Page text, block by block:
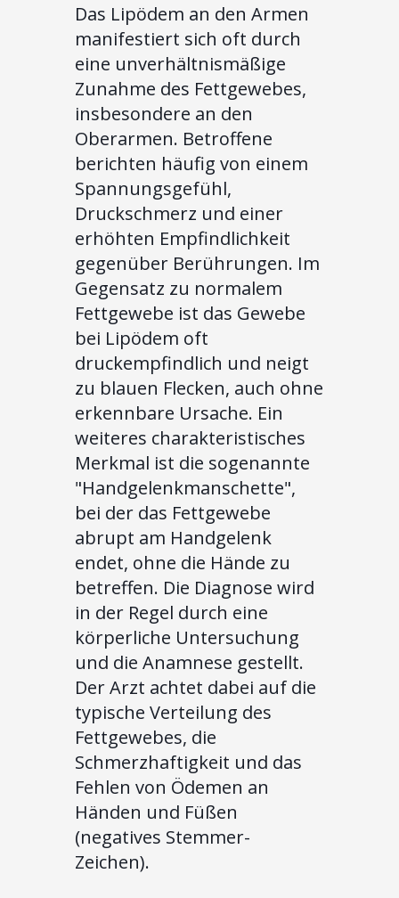
Das Lipödem an den Armen
manifestiert sich oft durch
eine unverhältnismäßige
Zunahme des Fettgewebes,
insbesondere an den
Oberarmen. Betroffene
berichten häufig von einem
Spannungsgefühl,
Druckschmerz und einer
erhöhten Empfindlichkeit
gegenüber Berührungen. Im
Gegensatz zu normalem
Fettgewebe ist das Gewebe
bei Lipödem oft
druckempfindlich und neigt
zu blauen Flecken, auch ohne
erkennbare Ursache. Ein
weiteres charakteristisches
Merkmal ist die sogenannte
"Handgelenkmanschette",
bei der das Fettgewebe
abrupt am Handgelenk
endet, ohne die Hände zu
betreffen. Die Diagnose wird
in der Regel durch eine
körperliche Untersuchung
und die Anamnese gestellt.
Der Arzt achtet dabei auf die
typische Verteilung des
Fettgewebes, die
Schmerzhaftigkeit und das
Fehlen von Ödemen an
Händen und Füßen
(negatives Stemmer-
Zeichen).